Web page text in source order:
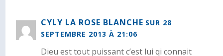
CYLY LA ROSE BLANCHE SUR 28
SEPTEMBRE 2013 À 21:06
Dieu est tout puissant c’est lui qi connait